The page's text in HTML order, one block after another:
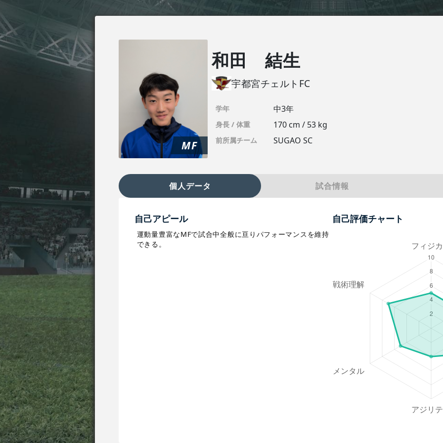
MF
和田 結生
宇都宮チェルトFC
学年 中3年
身長 / 体重 170 cm / 53 kg
前所属チーム SUGAO SC
個人データ 試合情報
自己アピール
運動量豊富なMFで試合中全般に亘りパフォーマンスを維持
できる。
自己評価チャート